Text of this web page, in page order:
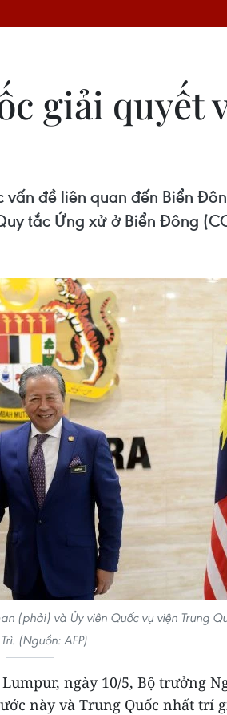
giải quyết
đề liên quan đến Biển
tắc Ứng xử ở Biển Đông
(phải) và Ủy viên Quốc vụ viện Trung
(Nguồn: AFP)
ngày 10/5, Bộ trưởng
này và Trung Quốc nhất trí